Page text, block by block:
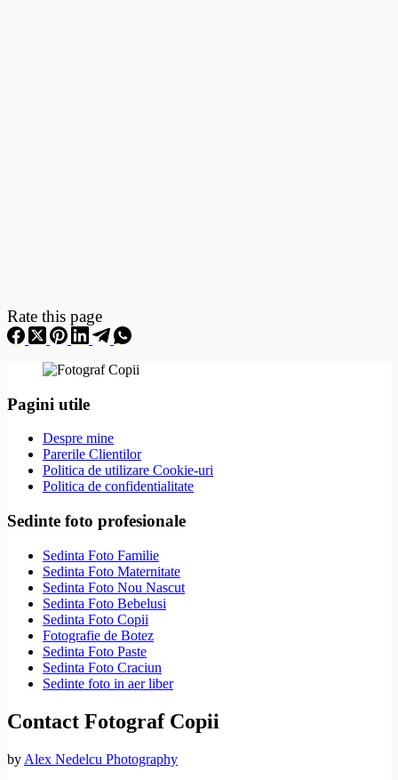
Rate this page
Pagini utile
Despre mine
Parerile Clientilor
Politica de utilizare Cookie-uri
Politica de confidentialitate
Sedinte foto profesionale
Sedinta Foto Familie
Sedinta Foto Maternitate
Sedinta Foto Nou Nascut
Sedinta Foto Bebelusi
Sedinta Foto Copii
Fotografie de Botez
Sedinta Foto Paste
Sedinta Foto Craciun
Sedinte foto in aer liber
Contact Fotograf Copii
by Alex Nedelcu Photography